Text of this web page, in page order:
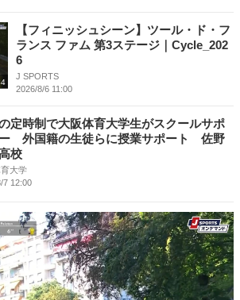
【フィニッシュシーン】ツール・ド・フ
ランス ファム 第3ステージ｜Cycle_202
6
J SPORTS
2026/8/6 11:00
定時制で大阪体育大学生がスクールサポ
外国籍の生徒らに授業サポート 佐野
校
大学
7 12:00